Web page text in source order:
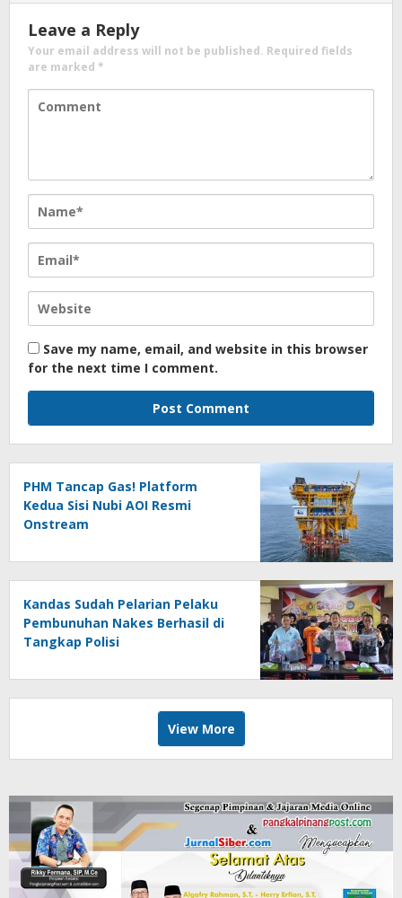
Leave a Reply
Your email address will not be published. Required fields
are marked *
Save my name, email, and website in this browser
for the next time I comment.
PHM Tancap Gas! Platform
Kedua Sisi Nubi AOI Resmi
Onstream
Kandas Sudah Pelarian Pelaku
Pembunuhan Nakes Berhasil di
Tangkap Polisi
View More